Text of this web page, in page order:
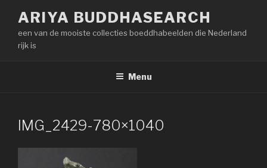
inhoud
springen
ARIYA BUDDHASEARCH
een van de mooiste collecties boeddhabeelden die Nederland
rijk is
Menu
IMG_2429-780×1040